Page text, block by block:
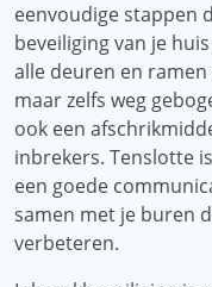
eenvoudige stappen
beveiliging van je
alle deuren en
maar zelfs weg
ook een
inbrekers. Tenslotte
een goede
samen met je buren
verbeteren.